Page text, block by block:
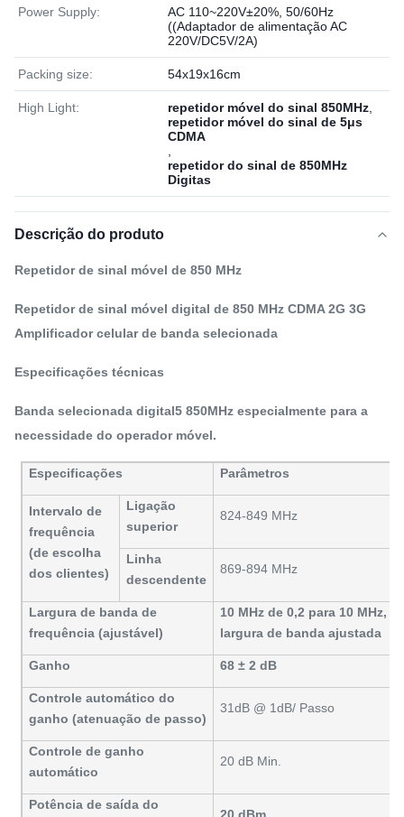
Power Supply:
AC 110~220V±20%, 50/60Hz
((Adaptador de alimentação AC
220V/DC5V/2A)
Packing size: 54x19x16cm
High Light: repetidor móvel do sinal 850MHz
repetidor móvel do sinal de 5μs
CDMA
repetidor do sinal de 850MHz
Digitas
Descrição do produto
Repetidor de sinal móvel de 850 MHz
Repetidor de sinal móvel digital de 850 MHz CDMA 2G 3G
Amplificador celular de banda selecionada
Especificações técnicas
Banda selecionada digital5 850MHz especialmente para a
necessidade do operador móvel.
Especificações Parâmetros
Intervalo de
frequência
(de escolha
dos clientes)
Ligação
superior
824-849 MHz
Linha
descendente
869-894 MHz
Largura de banda de
frequência (ajustável)
10 MHz de 0,2 para 10 MHz,
largura de banda ajustada
Ganho 68 ± 2 dB
Controle automático do
ganho (atenuação de passo)
31dB @ 1dB/ Passo
Controle de ganho
automático
20 dB Min.
Potência de saída do